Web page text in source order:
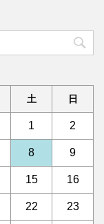
土 日
1 2
8 9
15 16
22 23